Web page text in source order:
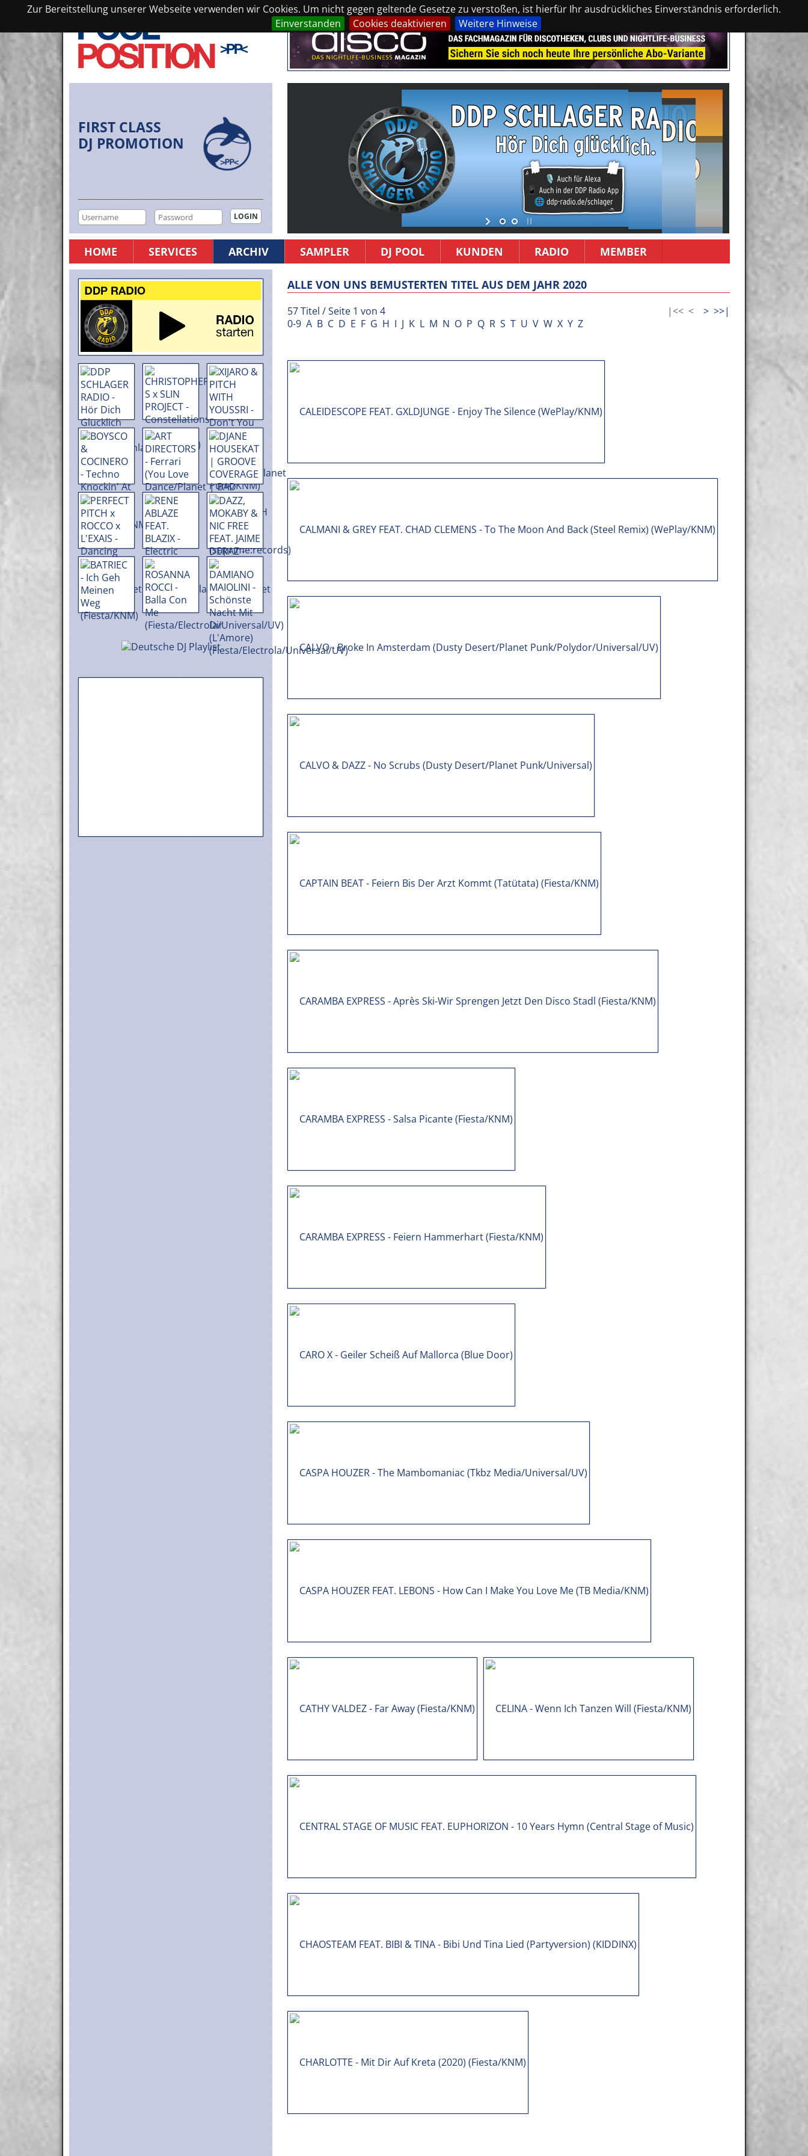
Zur Bereitstellung unserer Webseite verwenden wir Cookies. Um nicht gegen geltende Gesetze zu verstoßen, ist hierfür Ihr ausdrückliches Einverständnis erforderlich.
Einverstanden
Cookies deaktivieren Weitere Hinweise
FIRST CLASS
DJ PROMOTION
HOME SERVICES ARCHIV SAMPLER DJ POOL KUNDEN RADIO MEMBER
ALLE VON UNS BEMUSTERTEN TITEL AUS DEM JAHR 2020
57 Titel / Seite 1 von 4 |<< < > >>|
0-9 A B C D E F G H I J K L M N O P Q R S T U V W X Y Z